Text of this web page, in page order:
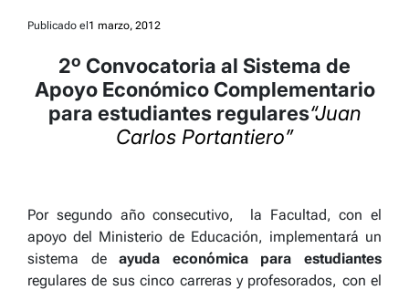
Publicado el 1 marzo, 2012
2º Convocatoria al Sistema de
Apoyo Económico Complementario
para estudiantes regulares“Juan
Carlos Portantiero”
Por segundo año consecutivo, la Facultad, con el
apoyo del Ministerio de Educación, implementará un
sistema deayuda económica para estudiantes
regulares de sus cinco carreras y profesorados, con el